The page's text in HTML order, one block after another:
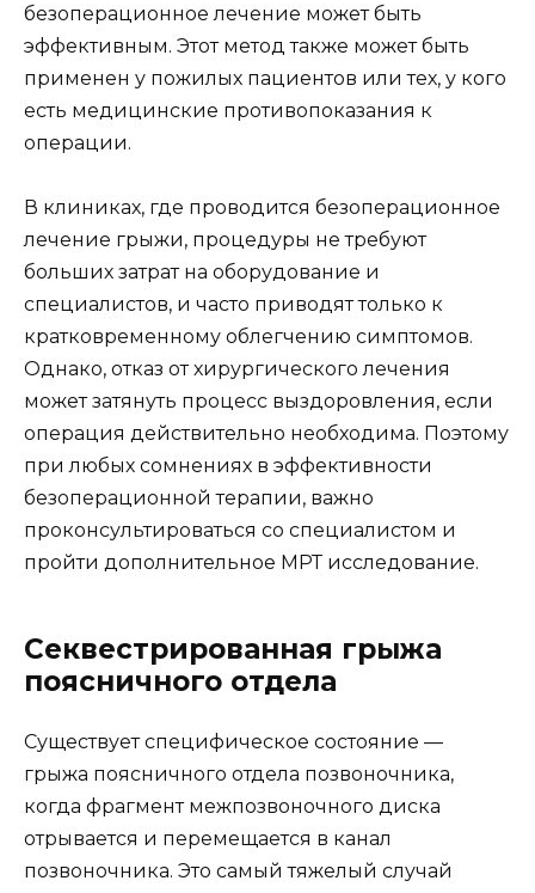
безоперационное лечение может быть
эффективным. Этот метод также может быть
применен у пожилых пациентов или тех, у кого
есть медицинские противопоказания к
операции.
В клиниках, где проводится безоперационное
лечение грыжи, процедуры не требуют
больших затрат на оборудование и
специалистов, и часто приводят только к
кратковременному облегчению симптомов.
Однако, отказ от хирургического лечения
может затянуть процесс выздоровления, если
операция действительно необходима. Поэтому
при любых сомнениях в эффективности
безоперационной терапии, важно
проконсультироваться со специалистом и
пройти дополнительное МРТ исследование.
Секвестрированная грыжа
поясничного отдела
Существует специфическое состояние —
грыжа поясничного отдела позвоночника,
когда фрагмент межпозвоночного диска
отрывается и перемещается в канал
позвоночника. Это самый тяжелый случай